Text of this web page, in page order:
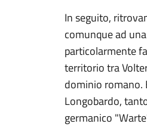
In seguito,
comunque ad
particolarmente
territorio tra
dominio romano.
Longobardo,
germanico